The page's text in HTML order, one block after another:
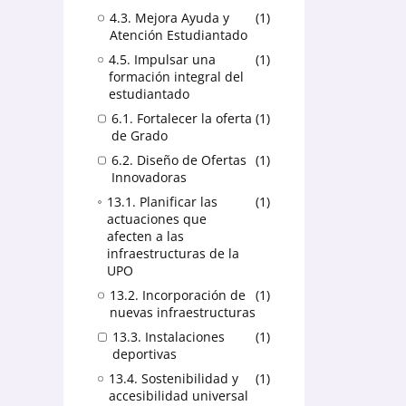
4.3. Mejora Ayuda y
Atención Estudiantado
1
4.5. Impulsar una
formación integral del
estudiantado
1
6.1. Fortalecer la oferta
de Grado
1
6.2. Diseño de Ofertas
Innovadoras
1
13.1. Planificar las
actuaciones que
afecten a las
infraestructuras de la
UPO
1
13.2. Incorporación de
nuevas infraestructuras
1
13.3. Instalaciones
deportivas
1
13.4. Sostenibilidad y
accesibilidad universal
1